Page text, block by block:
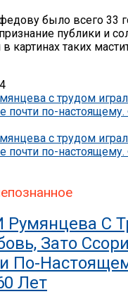
было всего 33
публики и
картинах таких
Румянцева С
Зато
По-
Лет